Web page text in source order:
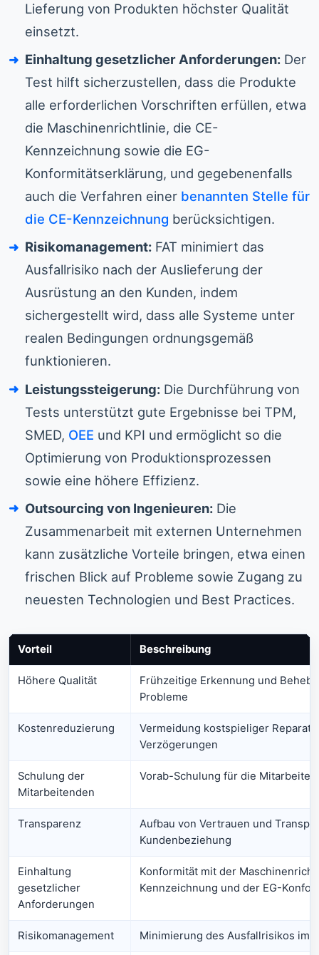
Lieferung von Produkten höchster Qualität
einsetzt.
Einhaltung gesetzlicher Anforderungen: Der
Test hilft sicherzustellen, dass die Produkte
alle erforderlichen Vorschriften erfüllen, etwa
die Maschinenrichtlinie, die CE-
Kennzeichnung sowie die EG-
Konformitätserklärung, und gegebenenfalls
auch die Verfahren einer benannten Stelle für
die CE-Kennzeichnung berücksichtigen.
Risikomanagement: FAT minimiert das
Ausfallrisiko nach der Auslieferung der
Ausrüstung an den Kunden, indem
sichergestellt wird, dass alle Systeme unter
realen Bedingungen ordnungsgemäß
funktionieren.
Leistungssteigerung: Die Durchführung von
Tests unterstützt gute Ergebnisse bei TPM,
SMED, OEE und KPI und ermöglicht so die
Optimierung von Produktionsprozessen
sowie eine höhere Effizienz.
Outsourcing von Ingenieuren: Die
Zusammenarbeit mit externen Unternehmen
kann zusätzliche Vorteile bringen, etwa einen
frischen Blick auf Probleme sowie Zugang zu
neuesten Technologien und Best Practices.
Vorteil Beschreibung
Höhere Qualität
Frühzeitige Erkennung und
Probleme
Kostenreduzierung
Vermeidung kostspieliger
Verzögerungen
Schulung der
Mitarbeitenden
Vorab-Schulung für die
Transparenz
Aufbau von Vertrauen und
Kundenbeziehung
Einhaltung
gesetzlicher
Anforderungen
Konformität mit der
Kennzeichnung und der EG-
Risikomanagement Minimierung des Ausfallrisikos im